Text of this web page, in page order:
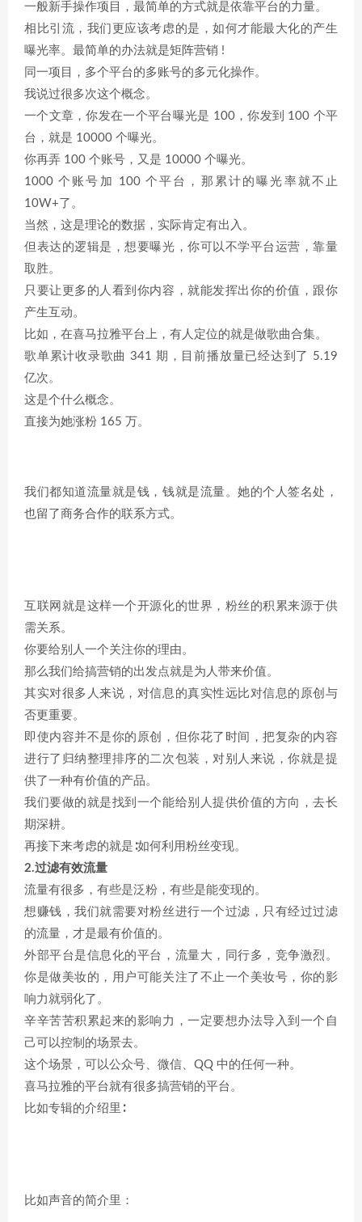
一般新手操作项目，最简单的方式就是依靠平台的力量。
相比引流，我们更应该考虑的是，如何才能最大化的产生
曝光率。最简单的办法就是矩阵营销 !
同一项目，多个平台的多账号的多元化操作。
我说过很多次这个概念。
一个文章，你发在一个平台曝光是 100，你发到 100 个平
台，就是 10000 个曝光。
你再弄 100 个账号，又是 10000 个曝光。
1000 个账号加 100 个平台，那累计的曝光率就不止
10W+了。
当然，这是理论的数据，实际肯定有出入。
但表达的逻辑是，想要曝光，你可以不学平台运营，靠量
取胜。
只要让更多的人看到你内容，就能发挥出你的价值，跟你
产生互动。
比如，在喜马拉雅平台上，有人定位的就是做歌曲合集。
歌单累计收录歌曲 341 期，目前播放量已经达到了 5.19
亿次。
这是个什么概念。
直接为她涨粉 165 万。
我们都知道流量就是钱，钱就是流量。她的个人签名处，
也留了商务合作的联系方式。
互联网就是这样一个开源化的世界，粉丝的积累来源于供
需关系。
你要给别人一个关注你的理由。
那么我们给搞营销的出发点就是为人带来价值。
其实对很多人来说，对信息的真实性远比对信息的原创与
否更重要。
即使内容并不是你的原创，但你花了时间，把复杂的内容
进行了归纳整理排序的二次包装，对别人来说，你就是提
供了一种有价值的产品。
我们要做的就是找到一个能给别人提供价值的方向，去长
期深耕。
再接下来考虑的就是∶如何利用粉丝变现。
2.过滤有效流量
流量有很多，有些是泛粉，有些是能变现的。
想赚钱，我们就需要对粉丝进行一个过滤，只有经过过滤
的流量，才是最有价值的。
外部平台是信息化的平台，流量大，同行多，竞争激烈。
你是做美妆的，用户可能关注了不止一个美妆号，你的影
响力就弱化了。
辛辛苦苦积累起来的影响力，一定要想办法导入到一个自
己可以控制的场景去。
这个场景，可以公众号、微信、QQ 中的任何一种。
喜马拉雅的平台就有很多搞营销的平台。
比如专辑的介绍里∶
比如声音的简介里：